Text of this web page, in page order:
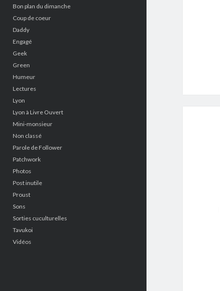
Bon plan du dimanche
Coup de coeur
Daddy
Engagé
Geek
Green
Humeur
Lectures
Lyon
Lyon à Livre Ouvert
Mini-monsieur
Non classé
Parole de Follower
Patchwork
Photos
Post inutile
Proust
Sons
Sorties cuculturelles
Tavukoi
Vidéos